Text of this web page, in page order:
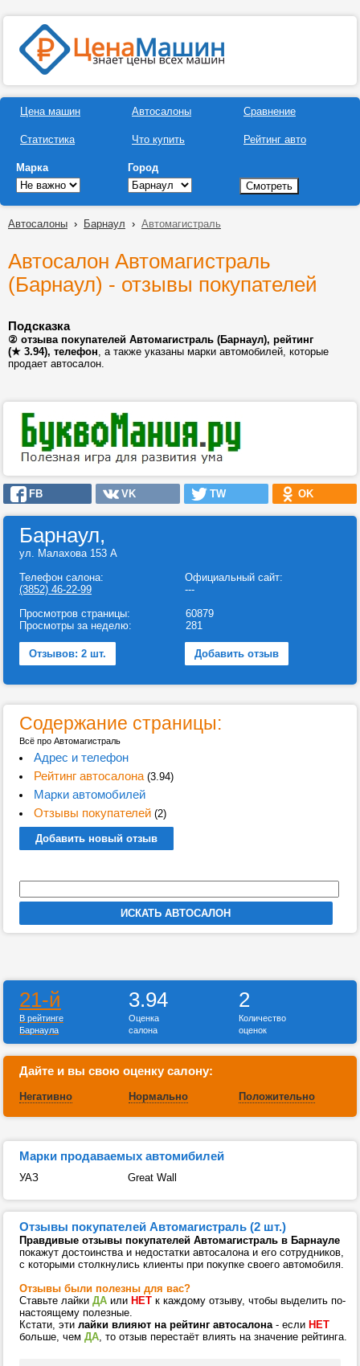
Цена машин
Статистика
Автосалоны
Что купить
Сравнение
Рейтинг авто
Марка Город
Автосалоны › Барнаул › Автомагистраль
Автосалон Автомагистраль
(Барнаул) - отзывы покупателей
Подсказка
② отзыва покупателей Автомагистраль (Барнаул), рейтинг
(★ 3.94), телефон, а также указаны марки автомобилей, которые
продает автосалон.
FB VK TW OK
Барнаул,
ул. Малахова 153 А
Телефон салона:
(3852) 46-22-99
Официальный сайт:
---
Просмотров страницы:
Просмотры за неделю:
60879
281
Отзывов: 2 шт. Добавить отзыв
Содержание страницы:
Всё про Автомагистраль
Адрес и телефон
Рейтинг автосалона(3.94)
Марки автомобилей
Отзывы покупателей(2)
Добавить новый отзыв
21-й
В рейтинге
Барнаула
3.94
Оценка
салона
2
Количество
оценок
Дайте и вы свою оценку салону:
Негативно Нормально Положительно
Марки продаваемых автомибилей
УАЗ Great Wall
Отзывы покупателей Автомагистраль (2 шт.)
Правдивые отзывы покупателей Автомагистраль в Барнауле
покажут достоинства и недостатки автосалона и его сотрудников,
с которыми столкнулись клиенты при покупке своего автомобиля.
Отзывы были полезны для вас?
Ставьте лайки ДА или НЕТ к каждому отзыву, чтобы выделить по-
настоящему полезные.
Кстати, эти лайки влияют на рейтинг автосалона- если НЕТ
больше, чем ДА, то отзыв перестаёт влиять на значение рейтинга.